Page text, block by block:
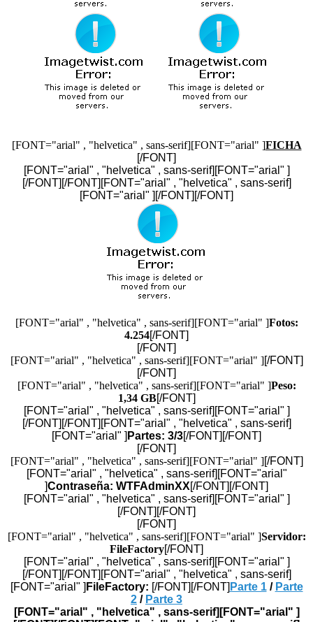
[FONT="arial" , "helvetica" , sans-serif][FONT="arial" ]FICHA
[/FONT]
[FONT="arial" , "helvetica" , sans-serif][FONT="arial" ]
[/FONT][/FONT][FONT="arial" , "helvetica" , sans-serif]
[FONT="arial" ][/FONT][/FONT]
[FONT="arial" , "helvetica" , sans-serif][FONT="arial" ]Fotos:
4.254[/FONT]
[/FONT]
[FONT="arial" , "helvetica" , sans-serif][FONT="arial" ][/FONT]
[/FONT]
[FONT="arial" , "helvetica" , sans-serif][FONT="arial" ]Peso:
1,34 GB[/FONT]
[FONT="arial" , "helvetica" , sans-serif][FONT="arial" ]
[/FONT][/FONT][FONT="arial" , "helvetica" , sans-serif]
[FONT="arial" ] Partes: 3/3[/FONT][/FONT]
[/FONT]
[FONT="arial" , "helvetica" , sans-serif][FONT="arial" ][/FONT]
[FONT="arial" , "helvetica" , sans-serif][FONT="arial"
]Contraseña: WTFAdminXX[/FONT][/FONT]
[FONT="arial" , "helvetica" , sans-serif][FONT="arial" ]
[/FONT][/FONT]
[/FONT]
[FONT="arial" , "helvetica" , sans-serif][FONT="arial" ]Servidor:
FileFactory[/FONT]
[FONT="arial" , "helvetica" , sans-serif][FONT="arial" ]
[/FONT][/FONT][FONT="arial" , "helvetica" , sans-serif]
[FONT="arial" ] FileFactory: [/FONT][/FONT] Parte 1/ Parte
2 / Parte 3
[FONT="arial" , "helvetica" , sans-serif][FONT="arial" ]